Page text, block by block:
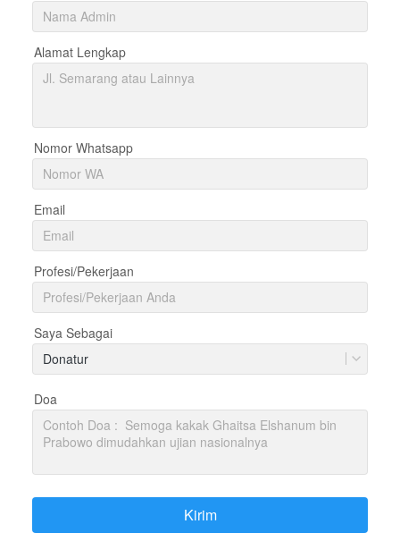
Alamat Lengkap
Nomor Whatsapp
Email
Profesi/Pekerjaan
Saya Sebagai
Donatur
Doa
`Kirim